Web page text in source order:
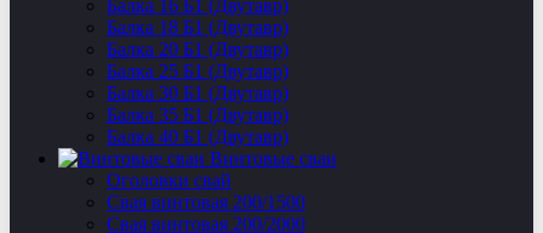
Балка 16 Б1 (Двутавр)
Балка 18 Б1 (Двутавр)
Балка 20 Б1 (Двутавр)
Балка 25 Б1 (Двутавр)
Балка 30 Б1 (Двутавр)
Балка 35 Б1 (Двутавр)
Балка 40 Б1 (Двутавр)
Винтовые сваи
Оголовки свай
Свая винтовая 200/1500
Свая винтовая 200/2000